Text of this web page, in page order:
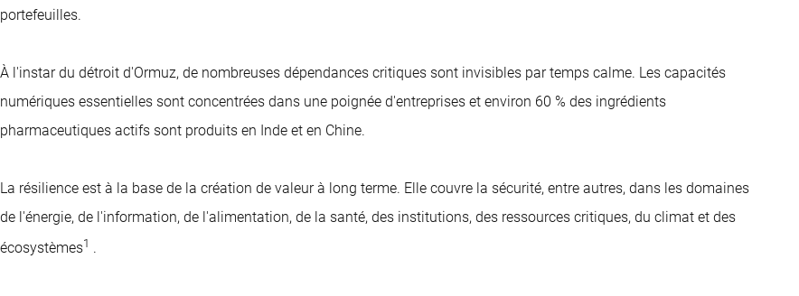
portefeuilles.
À l'instar du détroit d'Ormuz, de nombreuses dépendances critiques sont invisibles par temps calme. Les capacités
numériques essentielles sont concentrées dans une poignée d'entreprises et environ 60 % des ingrédients
pharmaceutiques actifs sont produits en Inde et en Chine.
La résilience est à la base de la création de valeur à long terme. Elle couvre la sécurité, entre autres, dans les domaines
de l'énergie, de l'information, de l'alimentation, de la santé, des institutions, des ressources critiques, du climat et des
écosystèmes1 .